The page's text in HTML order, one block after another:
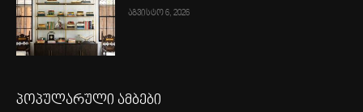
აგვისტო 6, 2026
პოპულარული ამბები